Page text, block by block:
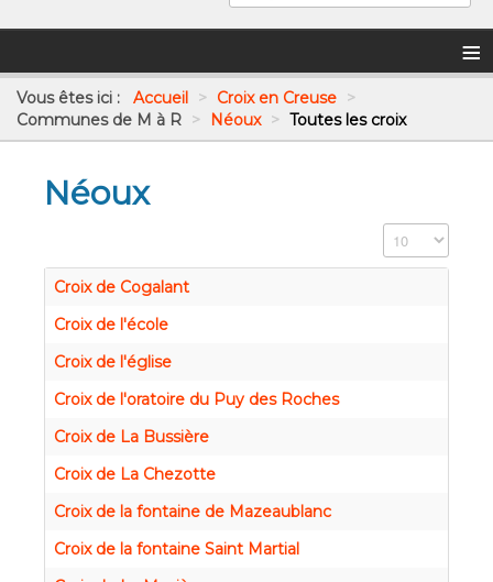
≡
Vous êtes ici : Accueil > Croix en Creuse >
Communes de M à R > Néoux > Toutes les croix
Néoux
Affichage #
Croix de Cogalant
Croix de l'école
Croix de l'église
Croix de l'oratoire du Puy des Roches
Croix de La Bussière
Croix de La Chezotte
Croix de la fontaine de Mazeaublanc
Croix de la fontaine Saint Martial